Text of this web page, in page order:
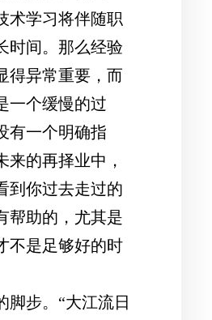
术学习将伴随职
时间。那么经验
得异常重要，而
一个缓慢的过
有一个明确指
来的再择业中，
到你过去走过的
帮助的，尤其是
不是足够好的时
脚步。“大江流日